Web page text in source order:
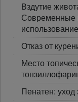
Вздутие
Современные
Отказ от
Место
Пенатен: уход